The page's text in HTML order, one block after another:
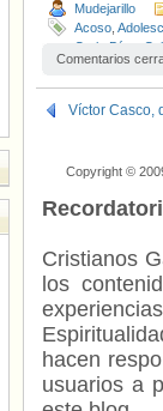
Mudejarillo
Acoso
Carla Díaz
La Nueva
adolescente,
Comentarios
Víctor Casco,
Copyright ©
Cristianos
los
hacen
usuarios a